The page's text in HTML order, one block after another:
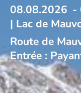
08.08.2026 -
| Lac de
Route de
Entrée :